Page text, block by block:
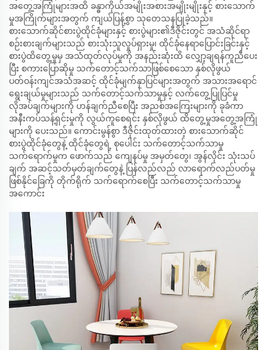
အတွေ့အကြုံများအထိ ခန္ဓာကိုယ်အမျိုးအစားအမျိုးမျိုးနှင့် စားသောက်
မှုအကြိုက်များအတွက် ကျယ်ပြန့်စွာ သုတေသနပြုခဲ့သည်။
စားသောက်ဆိုင်စားပွဲထိုင်ခုံများနှင့် စားပွဲများ၏ဒီဇိုင်းတွင် အသံဆိုင်ရာ
စဉ်းစားချက်များသည် စားသုံးသူလှုပ်ရှားမှု၊ ထိုင်ခုံနေရာပြောင်းခြင်းနှင့်
စားပွဲထိတွေ့မှုမှ အသံထုတ်လုပ်မှုကို အနည်းဆုံးထိ လျှော့ချရန်ကူညီပေး
ပြီး စကားပြောဆိုမှု သက်တောင့်သက်သာဖြစ်စေသော နှစ်လိုဖွယ်
ပတ်ဝန်းကျင်အသံအဆင့် ထိုင်ခုံမျက်နှာပြင်များအတွက် အသားအရောင်
ရွေးချယ်မှုများသည် သက်တောင့်သက်သာမှုနှင့် လက်တွေ့ပြုပြင်မှု
လိုအပ်ချက်များကို ဟန်ချက်ညီစေပြီး အညစ်အကြေးများကို ခုခံကာ
အနီးကပ်သန့်ရှင်းမှုကို လွယ်ကူစေရင်း နှစ်လိုဖွယ် ထိတွေ့မှုအတွေ့အကြုံ
များကို ပေးသည်။ ကောင်းမွန်စွာ ဒီဇိုင်းထုတ်ထားတဲ့ စားသောက်ဆိုင်
စားပွဲထိုင်ခုံတွေနဲ့ ထိုင်ခုံတွေရဲ့ စုပေါင်း သက်တောင့်သက်သာမှု
သက်ရောက်မှုက ဖောက်သည် ကျေနပ်မှု အမှတ်တွေ၊ အွန်လိုင်း သုံးသပ်
ချက် အဆင့်သတ်မှတ်ချက်တွေနဲ့ ပြန်လည်လည် လာရောက်လည်ပတ်မှု
ဖြစ်နိုင်ခြေကို တိုက်ရိုက် သက်ရောက်စေပြီး သက်တောင့်သက်သာမှု
အကောင်း